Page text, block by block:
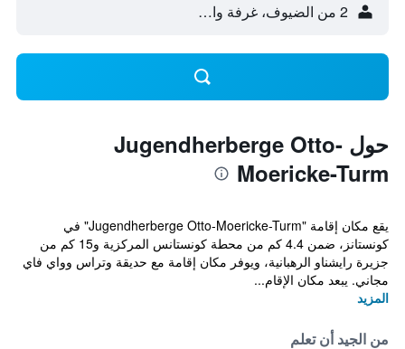
2 من الضيوف، غرفة واحدة
حول Jugendherberge Otto-
Moericke-Turm
يقع مكان إقامة "Jugendherberge Otto-Moericke-Turm" في
كونستانز، ضمن 4.4 كم من محطة كونستانس المركزية و15 كم من
جزيرة رايشناو الرهبانية، ويوفر مكان إقامة مع حديقة وتراس وواي فاي
مجاني. يبعد مكان الإقام...
المزيد
من الجيد أن تعلم